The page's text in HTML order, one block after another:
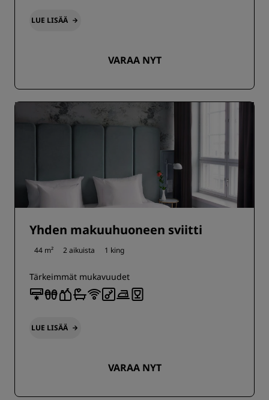
LUE LISÄÄ
VARAA NYT
Yhden makuuhuoneen sviitti
44 m² 2 aikuista 1 king
Tärkeimmät mukavuudet
LUE LISÄÄ
VARAA NYT